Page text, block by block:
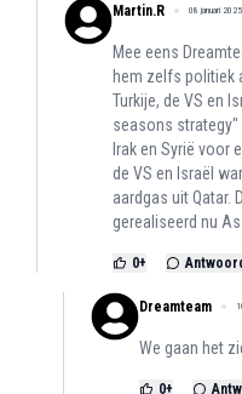
Martin.R 08 januari
Mee eens
hem zelfs politiek
Turkije, de VS en
seasons strategy"
Irak en Syrië voor
de VS en Israël
aardgas uit Qatar.
gerealiseerd nu
0+
Dreamteam
We gaan het
0+